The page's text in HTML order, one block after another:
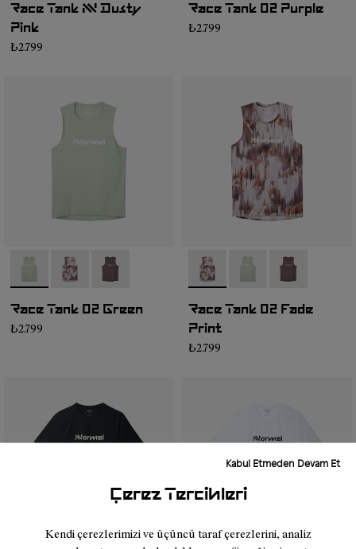
Çerez Tercihleri
Kendi çerezlerimizi ve üçüncü taraf çerezlerini, analiz
Kabul Etmeden Devam Et
Race Tank NN Dusty
Pink
₺2.799
Race Tank 02 Purple
₺2.799
- NC2TT1M-002
- NC2TT1M-003- NC2TT1M-001
Race Tank 02 Green
₺2.799
- NC2TT1M-003
- NC2TT1M-002
- NC2TT1M-
Race Tank 02 Fade
Print
₺2.799